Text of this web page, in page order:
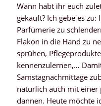
Wann habt ihr euch
gekauft? Ich gebe es
Parfümerie zu
Flakon in die Hand zu
sprühen,
kennenzulernen,…
Samstagnachmittage
natürlich auch mit
dannen. Heute möchte